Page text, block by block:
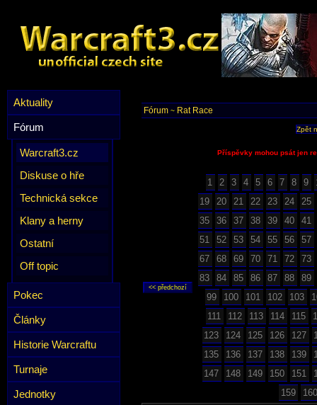
Aktuality
Fórum
Warcraft3.cz
Diskuse o hře
Technická sekce
Klany a herny
Ostatní
Off topic
Pokec
Články
Historie Warcraftu
Turnaje
Jednotky
Fórum ~ Rat Race
Zpět
Příspěvky mohou psát jen
1 2 3 4 5 6 7 8 9
19
20 21 22 23 24
25
35
36 37 38 39 40
41
51
52 53 54 55 56
57
67
68 69 70 71 72
73
83
84 85 86 87 88
89
99
100 101 102 103
111
112 113 114 115
123
124 125 126 127
135
136 137 138 139
147
148 149 150 151
159
160